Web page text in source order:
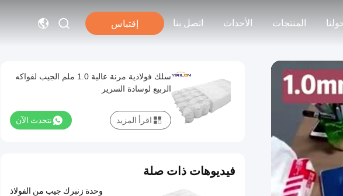
المنتجات الأحداث اتصل بنا إقتباس
سلك فولاذية مرنة عالية 1.0 ملم الجيب لفواكه
الربيع لوسادة السرير
نتحدث الآن اقرأ المزيد
فيديوهات ذات صلة
وحدة زنبرك جيب من الفولاذ